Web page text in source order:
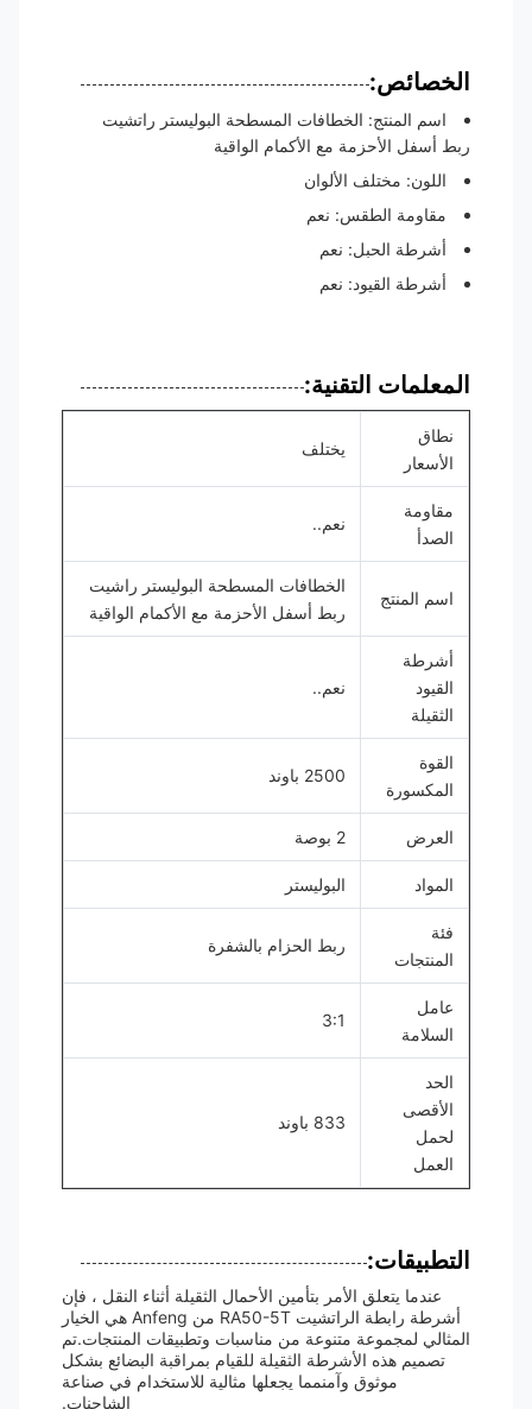
الخصائص:
اسم المنتج: الخطافات المسطحة البوليستر راتشيت
ربط أسفل الأحزمة مع الأكمام الواقية
اللون: مختلف الألوان
مقاومة الطقس: نعم
أشرطة الحبل: نعم
أشرطة القيود: نعم
المعلمات التقنية:
الأسعار
يختلف
مقاومة
اسم المنتج
الخطافات المسطحة البوليستر راشيت
ربط أسفل الأحزمة مع الأكمام الواقية
أشرطة
الثقيلة
المكسورة
2500 باوند
العرض
البوليستر
المنتجات
ربط الحزام بالشفرة
السلامة
الأقصى
العمل
التطبيقات:
عندما يتعلق الأمر بتأمين الأحمال الثقيلة أثناء النقل ، فإن
أشرطة رابطة الراتشيت RA50-5T من Anfeng هي الخيار
المثالي لمجموعة متنوعة من مناسبات وتطبيقات المنتجات.تم
تصميم هذه الأشرطة الثقيلة للقيام بمراقبة البضائع بشكل
موثوق وآمنمما يجعلها مثالية للاستخدام في صناعة
الشاحنات.